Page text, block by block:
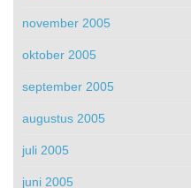
november 2005
oktober 2005
september 2005
augustus 2005
juli 2005
juni 2005